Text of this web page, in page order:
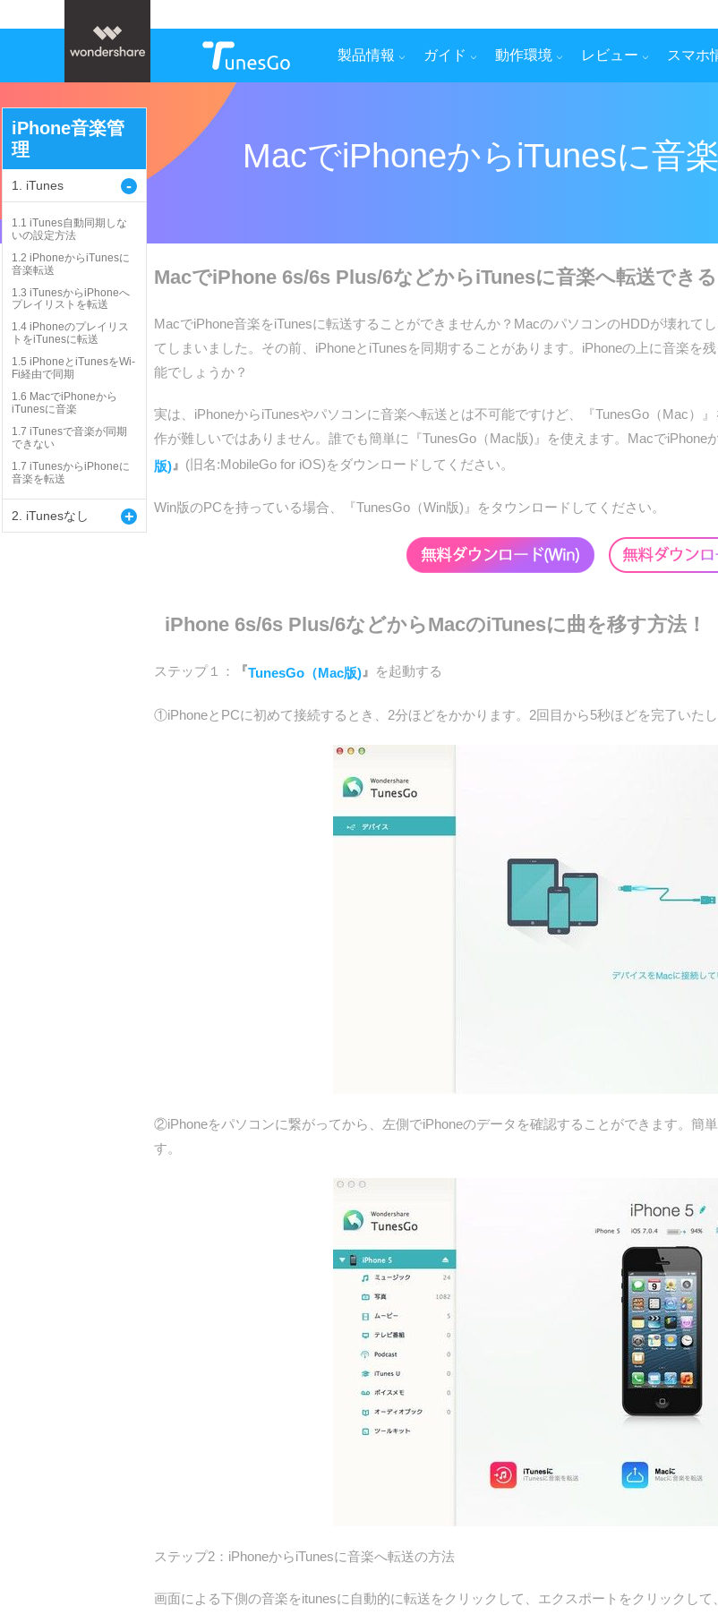
製品情報 ガイド 動作環境 レビュー スマホ
MacでiPhoneからiTunesに音
MacでiPhone 6s/6s Plus/6などからiTunesに音楽へ転送できる
MacでiPhone音楽をiTunesに転送することができませんか？MacのパソコンのHDDが壊れて
てしまいました。その前、iPhoneとiTunesを同期することがあります。iPhoneの上に音楽を
能でしょうか？
実は、iPhoneからiTunesやパソコンに音楽へ転送とは不可能ですけど、『TunesGo（Mac）
作が難しいではありません。誰でも簡単に『TunesGo（Mac版)』を使えます。MacでiPhone
版) 』 (旧名:MobileGo for iOS)をダウンロードしてください。
Win版のPCを持っている場合、『TunesGo（Win版)』をタウンロードしてください。
iPhone 6s/6s Plus/6などからMacのiTunesに曲を移す方法！
ステップ１： 『TunesGo（Mac版) 』 を起動する
①iPhoneとPCに初めて接続するとき、2分ほどをかかります。2回目から5秒ほどを完了いたし
②iPhoneをパソコンに繋がってから、左側でiPhoneのデータを確認することができます。簡
す。
ステップ2：iPhoneからiTunesに音楽へ転送の方法
画面による下側の音楽をitunesに自動的に転送をクリックして、エクスポートをクリックして
iPhone音楽管
理
1. iTunes -
1.1 iTunes自動同期しな
いの設定方法
1.2 iPhoneからiTunesに
音楽転送
1.3 iTunesからiPhoneへ
プレイリストを転送
1.4 iPhoneのプレイリス
トをiTunesに転送
1.5 iPhoneとiTunesをWi-
Fi経由で同期
1.6 MacでiPhoneから
iTunesに音楽
1.7 iTunesで音楽が同期
できない
1.7 iTunesからiPhoneに
音楽を転送
2. iTunesなし +